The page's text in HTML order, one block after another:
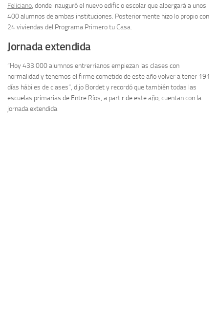
Feliciano, donde inauguró el nuevo edificio escolar que albergará a unos
400 alumnos de ambas instituciones. Posteriormente hizo lo propio con
24 viviendas del Programa Primero tu Casa.
Jornada extendida
“Hoy 433.000 alumnos entrerrianos empiezan las clases con
normalidad y tenemos el firme cometido de este año volver a tener 191
días hábiles de clases”, dijo Bordet y recordó que también todas las
escuelas primarias de Entre Ríos, a partir de este año, cuentan con la
jornada extendida.